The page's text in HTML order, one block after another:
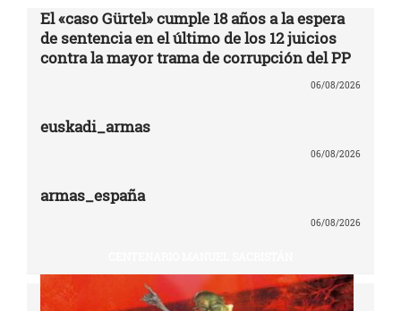
El «caso Gürtel» cumple 18 años a la espera
de sentencia en el último de los 12 juicios
contra la mayor trama de corrupción del PP
06/08/2026
euskadi_armas
06/08/2026
armas_españa
06/08/2026